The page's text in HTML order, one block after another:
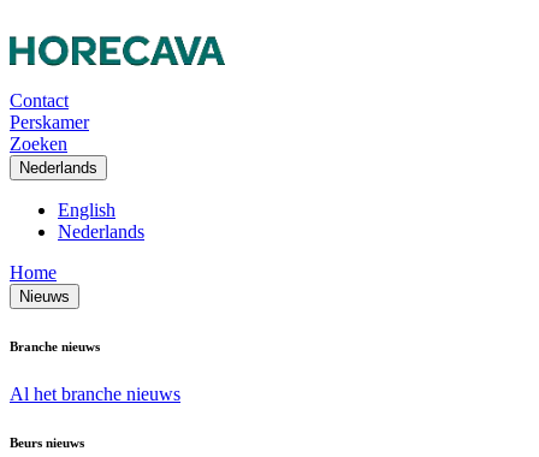
Contact
Perskamer
Zoeken
Nederlands
English
Nederlands
Home
Nieuws
Branche nieuws
Al het branche nieuws
Beurs nieuws